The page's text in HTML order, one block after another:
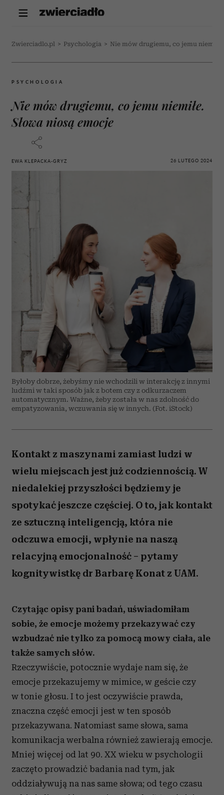
Zwierciadlo.pl > Psychologia > Nie mów drugiemu, co jemu niemiłe.
PSYCHOLOGIA
Nie mów drugiemu, co jemu niemiłe.
Słowa niosą emocje
EWA KLEPACKA-GRYZ 26 LUTEGO 2024
Byłoby dobrze, żebyśmy nie wchodzili w interakcję z innymi
ludźmi w taki sposób jak z botem czy z odkurzaczem
automatycznym. Ważne, żeby została w nas zdolność do
empatyzowania, wczuwania się w innych. (Fot. iStock)
Kontakt z maszynami zamiast ludzi w
wielu miejscach jest już codziennością. W
niedalekiej przyszłości będziemy je
spotykać jeszcze częściej. O to, jak kontakt
ze sztuczną inteligencją, która nie
odczuwa emocji, wpłynie na naszą
relacyjną emocjonalność – pytamy
kognitywistkę dr Barbarę Konat z UAM.
Czytając opisy pani badań, uświadomiłam
sobie, że emocje możemy przekazywać czy
wzbudzać nie tylko za pomocą mowy ciała, ale
także samych słów.
Rzeczywiście, potocznie wydaje nam się, że
emocje przekazujemy w mimice, w geście czy
w tonie głosu. I to jest oczywiście prawda,
znaczna część emocji jest w ten sposób
przekazywana. Natomiast same słowa, sama
komunikacja werbalna również zawierają emocje.
Mniej więcej od lat 90. XX wieku w psychologii
zaczęto prowadzić badania nad tym, jak
oddziaływują na nas same słowa; od tego czasu